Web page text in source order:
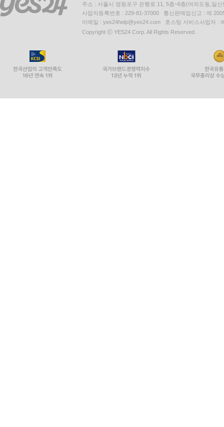
주소 : 서울시 영등포구 은행로 11, 5층~6층(여의도동,일신
사업자등록번호 : 229-81-37000 통신판매업신고 : 제
이메일 : yes24help@yes24.com 호스팅 서비스사업자 :
Copyright ⓒ YES24 Corp. All Rights Reserved.